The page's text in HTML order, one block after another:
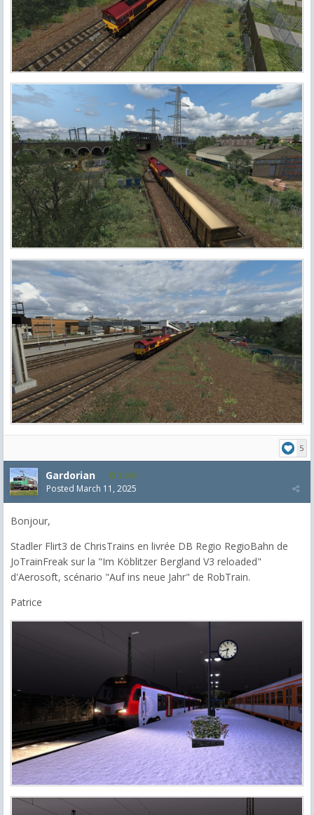
5
Gardorian 1,903
Posted March 11, 2025
Bonjour,
Stadler Flirt3 de ChrisTrains en livrée DB Regio RegioBahn de
JoTrainFreak sur la "Im Köblitzer Bergland V3 reloaded"
d'Aerosoft, scénario "Auf ins neue Jahr" de RobTrain.
Patrice